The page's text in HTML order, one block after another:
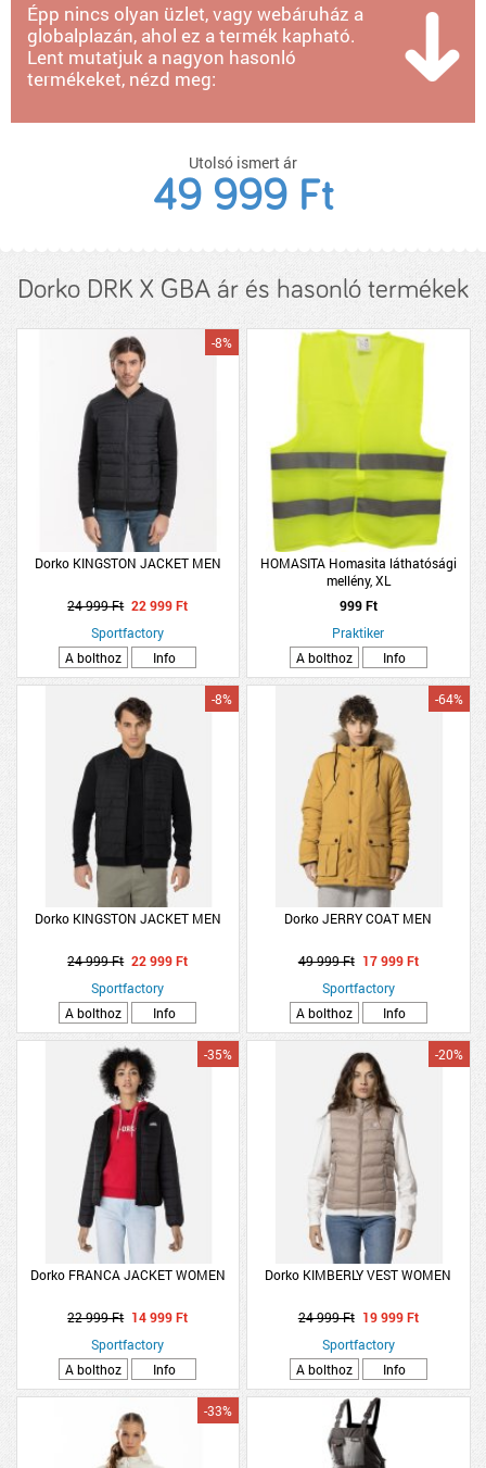
Épp nincs olyan üzlet, vagy webáruház a
globalplazán, ahol ez a termék kapható.
Lent mutatjuk a nagyon hasonló
termékeket, nézd meg:
Utolsó ismert ár
49 999 Ft
Dorko DRK X GBA ár és hasonló termékek
Dorko KINGSTON JACKET MEN
-8%
24 999 Ft 22 999 Ft
Sportfactory
A bolthoz
Info
HOMASITA Homasita láthatósági
mellény, XL
999 Ft
Praktiker
A bolthoz
Info
Dorko KINGSTON JACKET MEN
-8%
24 999 Ft 22 999 Ft
Sportfactory
A bolthoz
Info
Dorko JERRY COAT MEN
-64%
49 999 Ft 17 999 Ft
Sportfactory
A bolthoz
Info
Dorko FRANCA JACKET WOMEN
-35%
22 999 Ft 14 999 Ft
Sportfactory
A bolthoz
Info
Dorko KIMBERLY VEST WOMEN
-20%
24 999 Ft 19 999 Ft
Sportfactory
A bolthoz
Info
-33%